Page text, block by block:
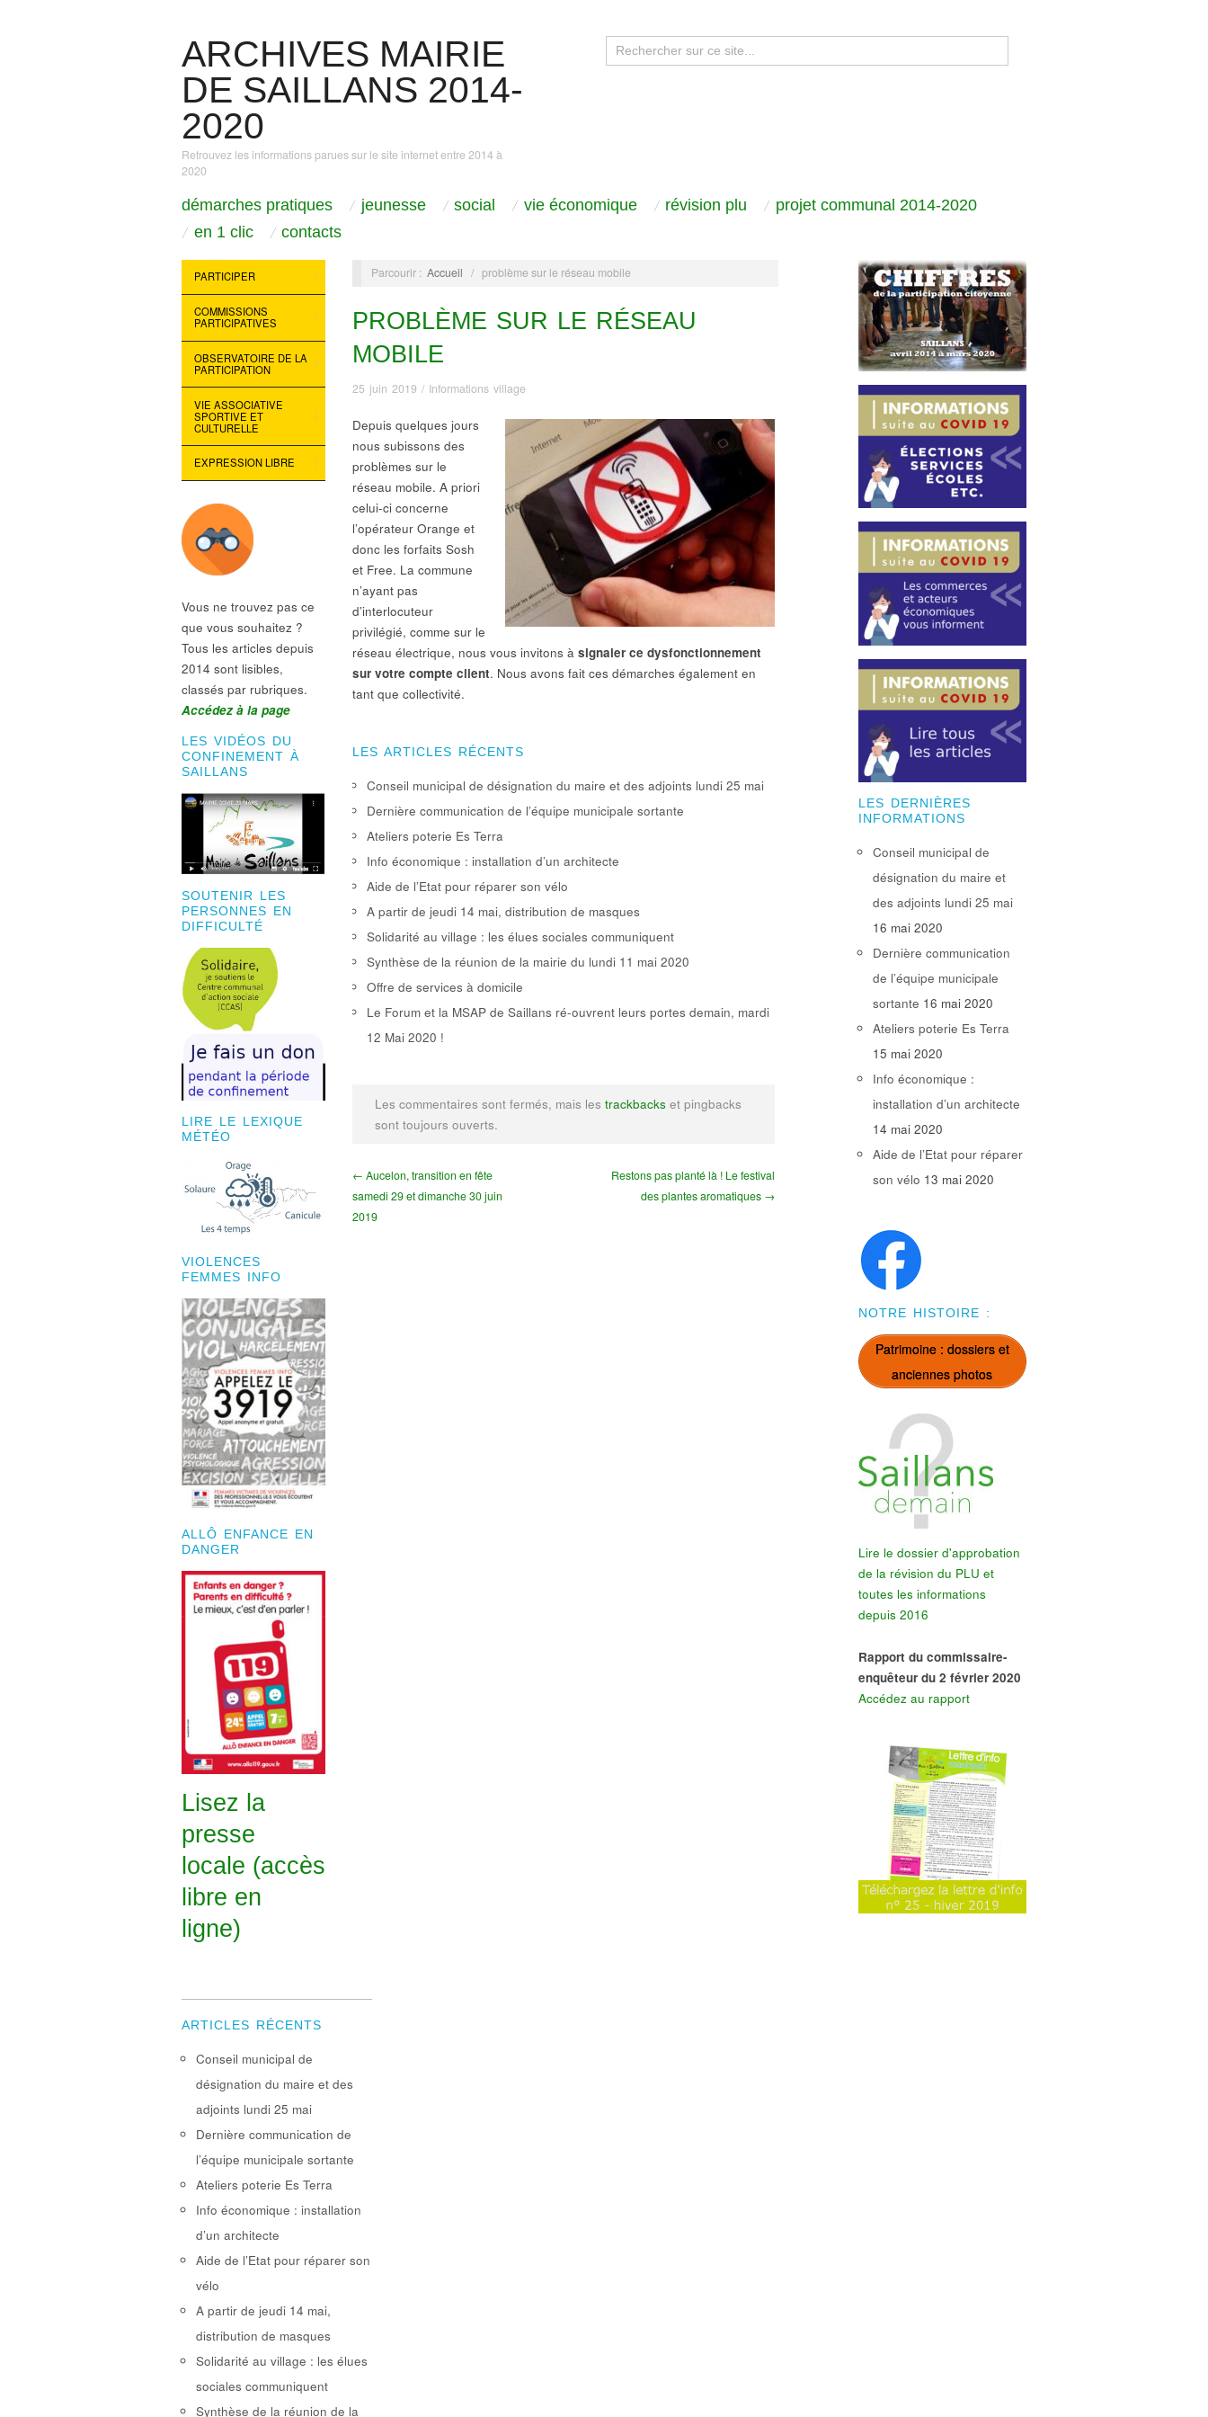
ARCHIVES MAIRIE
DE SAILLANS 2014-
2020
Retrouvez les informations parues sur le site internet entre 2014 à
2020
démarches pratiques jeunesse social vie économique révision plu
projet communal 2014-2020
en 1 clic
contacts
PARTICIPER
COMMISSIONS
PARTICIPATIVES
OBSERVATOIRE DE LA
PARTICIPATION
VIE ASSOCIATIVE
SPORTIVE ET
CULTURELLE
EXPRESSION LIBRE
Vous ne trouvez pas ce
que vous souhaitez ?
Tous les articles depuis
2014 sont lisibles,
classés par rubriques.
Accédez à la page
LES VIDÉOS DU
CONFINEMENT À
SAILLANS
SOUTENIR LES
PERSONNES EN
DIFFICULTÉ
LIRE LE LEXIQUE
MÉTÉO
VIOLENCES
FEMMES INFO
ALLÔ ENFANCE EN
DANGER
Lisez la
presse
locale (accès
libre en
ligne)
Parcourir : Accueil / problème sur le réseau mobile
PROBLÈME SUR LE RÉSEAU
MOBILE
25 juin 2019 / Informations village
Depuis quelques jours
nous subissons des
problèmes sur le
réseau mobile. A priori
celui-ci concerne
l’opérateur Orange et
donc les forfaits Sosh
et Free. La commune
n’ayant pas
d’interlocuteur
privilégié, comme sur le
réseau électrique, nous vous invitons à signaler ce dysfonctionnement
sur votre compte client. Nous avons fait ces démarches également en
tant que collectivité.
LES ARTICLES RÉCENTS
Conseil municipal de désignation du maire et des adjoints lundi 25 mai
Dernière communication de l’équipe municipale sortante
Ateliers poterie Es Terra
Info économique : installation d’un architecte
Aide de l’Etat pour réparer son vélo
A partir de jeudi 14 mai, distribution de masques
Solidarité au village : les élues sociales communiquent
Synthèse de la réunion de la mairie du lundi 11 mai 2020
Offre de services à domicile
Le Forum et la MSAP de Saillans ré-ouvrent leurs portes demain, mardi
12 Mai 2020 !
Les commentaires sont fermés, mais les trackbacks et pingbacks
sont toujours ouverts.
← Aucelon, transition en fête
samedi 29 et dimanche 30 juin
2019
Restons pas planté là ! Le festival
des plantes aromatiques →
LES DERNIÈRES
INFORMATIONS
Conseil municipal de
désignation du maire et
des adjoints lundi 25 mai
16 mai 2020
Dernière communication
de l’équipe municipale
sortante 16 mai 2020
Ateliers poterie Es Terra
15 mai 2020
Info économique :
installation d’un architecte
14 mai 2020
Aide de l’Etat pour réparer
son vélo 13 mai 2020
NOTRE HISTOIRE :
Patrimoine : dossiers et
anciennes photos
Lire le dossier d'approbation
de la révision du PLU et
toutes les informations
depuis 2016
Rapport du commissaire-
enquêteur du 2 février 2020
Accédez au rapport
ARTICLES RÉCENTS
Conseil municipal de
désignation du maire et des
adjoints lundi 25 mai
Dernière communication de
l’équipe municipale sortante
Ateliers poterie Es Terra
Info économique : installation
d’un architecte
Aide de l’Etat pour réparer son
vélo
A partir de jeudi 14 mai,
distribution de masques
Solidarité au village : les élues
sociales communiquent
Synthèse de la réunion de la